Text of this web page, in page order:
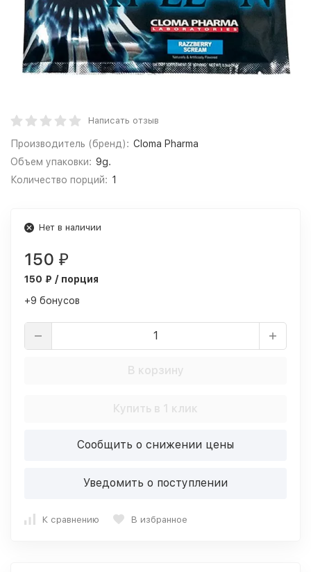
Написать отзыв
Производитель (бренд): Cloma Pharma
Объем упаковки: 9g.
Количество порций: 1
Нет в наличии
150 ₽
150 ₽ / порция
+9 бонусов
В корзину
Купить в 1 клик
Сообщить о снижении цены
Уведомить о поступлении
К сравнению В избранное